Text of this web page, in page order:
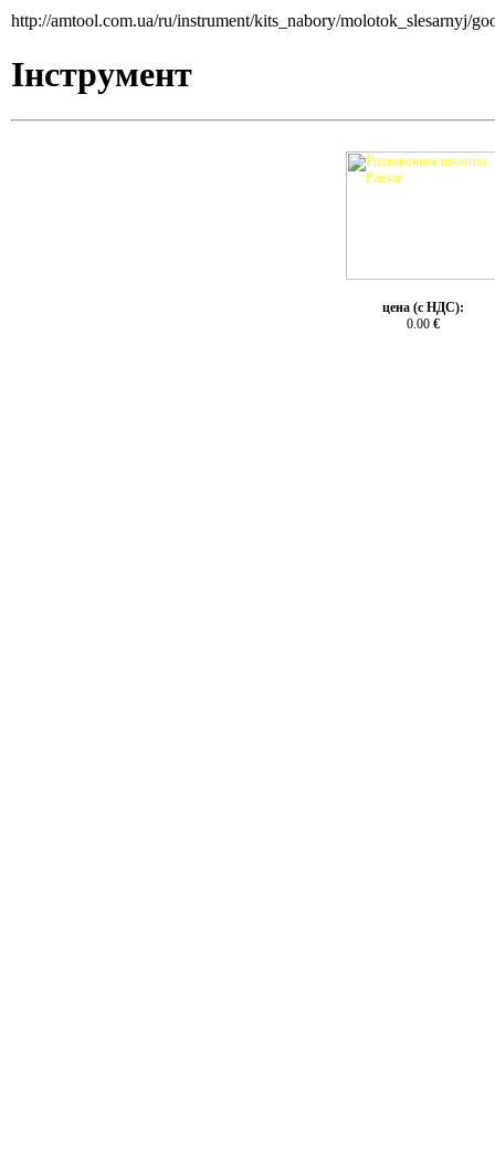
http://amtool.com.ua/ru/instrument/kits_nabory/molotok_slesarnyj/
Інструмент
цена (с НДС):
0.00 €